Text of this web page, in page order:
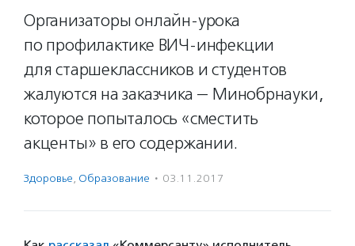
Организаторы онлайн-урока
по профилактике ВИЧ-инфекции
для старшеклассников и студентов
жалуются на заказчика — Минобрнауки,
которое попыталось «сместить
акценты» в его содержании.
Здоровье, Образование · 03.11.2017